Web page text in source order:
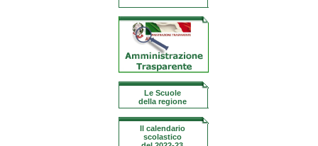
Le Scuole
della regione
Il calendario
scolastico